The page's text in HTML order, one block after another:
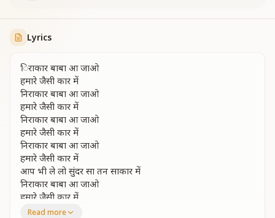
Lyrics
िराकार बाबा आ जाओ
हमारे जैसी कार में
निराकार बाबा आ जाओ
हमारे जैसी कार में
निराकार बाबा आ जाओ
हमारे जैसी कार में
निराकार बाबा आ जाओ
हमारे जैसी कार में
आप भी ले लो सुंदर सा तन साकार में
निराकार बाबा आ जाओ
हमारे जैसी कार में
निराकार बाबा आ जाओ
Read more